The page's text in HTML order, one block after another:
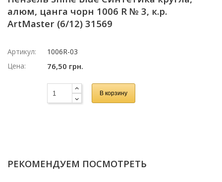
алюм, цанга чорн 1006 R № 3, к.р.
ArtMaster (6/12) 31569
Артикул:
1006R-03
Цена:
76,50 грн.
В корзину
РЕКОМЕНДУЕМ ПОСМОТРЕТЬ